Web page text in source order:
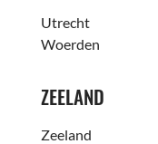
Utrecht
Woerden
ZEELAND
Zeeland